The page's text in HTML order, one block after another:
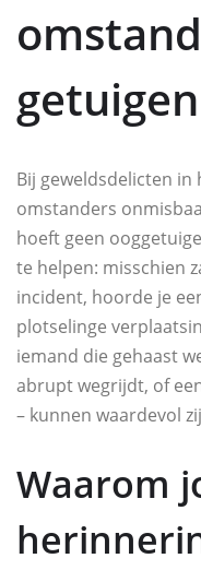
getuigen
Bij geweldsdelicten in
omstanders
hoeft geen
te helpen: misschien
incident, hoorde je
plotselinge
iemand die gehaast
abrupt wegrijdt, of
– kunnen waardevol
Waarom